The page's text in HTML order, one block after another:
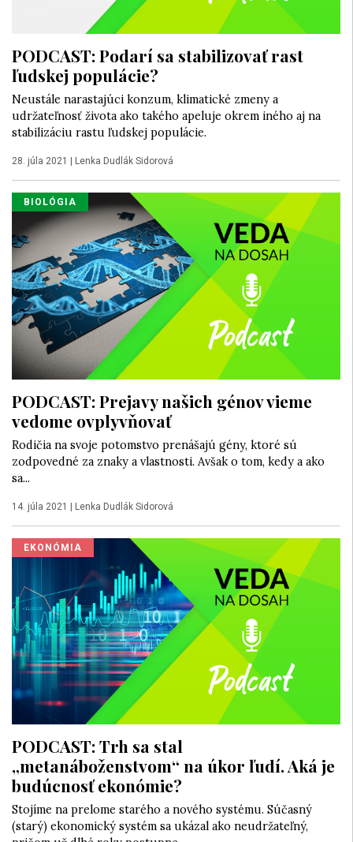
PODCAST: Podarí sa stabilizovať rast
ľudskej populácie?
Neustále narastajúci konzum, klimatické zmeny a
udržateľnosť života ako takého apeluje okrem iného aj na
stabilizáciu rastu ľudskej populácie.
28. júla 2021 Lenka Dudlák Sidorová
BIOLÓGIA
PODCAST: Prejavy našich génov vieme
vedome ovplyvňovať
Rodičia na svoje potomstvo prenášajú gény, ktoré sú
zodpovedné za znaky a vlastnosti. Avšak o tom, kedy a ako
sa...
14. júla 2021 | Lenka Dudlák Sidorová
EKONÓMIA
PODCAST: Trh sa stal
„metanáboženstvom“ na úkor ľudí. Aká je
budúcnosť ekonómie?
Stojíme na prelome starého a nového systému. Súčasný
(starý) ekonomický systém sa ukázal ako neudržateľný,